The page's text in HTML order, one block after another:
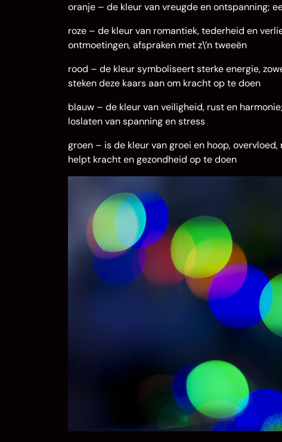
oranje – de kleur van vreugde en ontspanning;
roze – de kleur van romantiek, tederheid en
ontmoetingen, afspraken met z\’n tweeën
rood – de kleur symboliseert sterke energie,
steken deze kaars aan om kracht op te doen
blauw – de kleur van veiligheid, rust en
loslaten van spanning en stress
groen – is de kleur van groei en hoop,
helpt kracht en gezondheid op te doen